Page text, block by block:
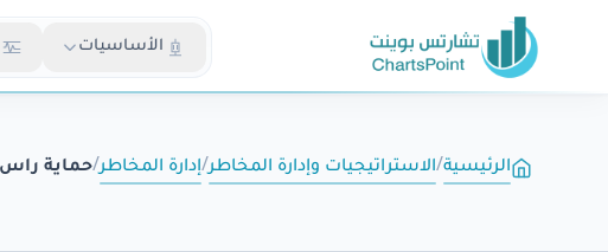
الأساسيات
الرئيسية/الاستراتيجيات وإدارة المخاطر/إدارة المخاطر/حماية راس